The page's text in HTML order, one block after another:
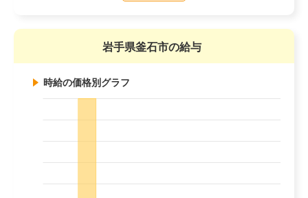
岩手県釜石市の給与
時給の価格別グラフ